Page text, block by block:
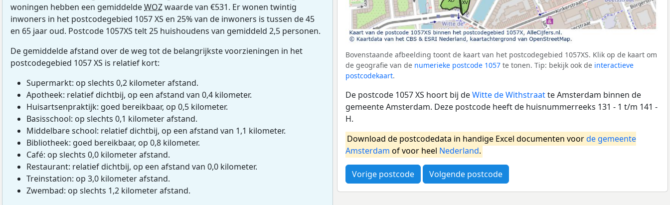
woningen hebben een gemiddeldeWOZwaarde van €531. Er wonen twintig
inwoners in het postcodegebied 1057 XS en 25% van de inwoners is tussen de 45
en 65 jaar oud. Postcode 1057XS telt 25 huishoudens van gemiddeld 2,5 personen.
De gemiddelde afstand over de weg tot de belangrijkste voorzieningen in het
postcodegebied 1057 XS is relatief kort:
Supermarkt: op slechts 0,2 kilometer afstand.
Apotheek: relatief dichtbij, op een afstand van 0,4 kilometer.
Huisartsenpraktijk: goed bereikbaar, op 0,5 kilometer.
Basisschool: op slechts 0,1 kilometer afstand.
Middelbare school: relatief dichtbij, op een afstand van 1,1 kilometer.
Bibliotheek: goed bereikbaar, op 0,8 kilometer.
Café: op slechts 0,0 kilometer afstand.
Restaurant: relatief dichtbij, op een afstand van 0,0 kilometer.
Treinstation: op 3,0 kilometer afstand.
Zwembad: op slechts 1,2 kilometer afstand.
Bovenstaande afbeelding toont de kaart van het postcodegebied 1057XS. Klik op de kaart om
de geografie van de numerieke postcode 1057 te tonen. Tip: bekijk ook de interactieve
postcodekaart.
De postcode 1057 XS hoort bij deWitte de Withstraatte Amsterdam binnen de
gemeente Amsterdam. Deze postcode heeft de huisnummerreeks 131 - 1 t/m 141 -
H.
Download de postcodedata in handige Excel documenten voorde gemeente
Amsterdam of voor heel Nederland.
Vorige postcode Volgende postcode